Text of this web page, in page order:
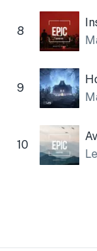
8
9
10